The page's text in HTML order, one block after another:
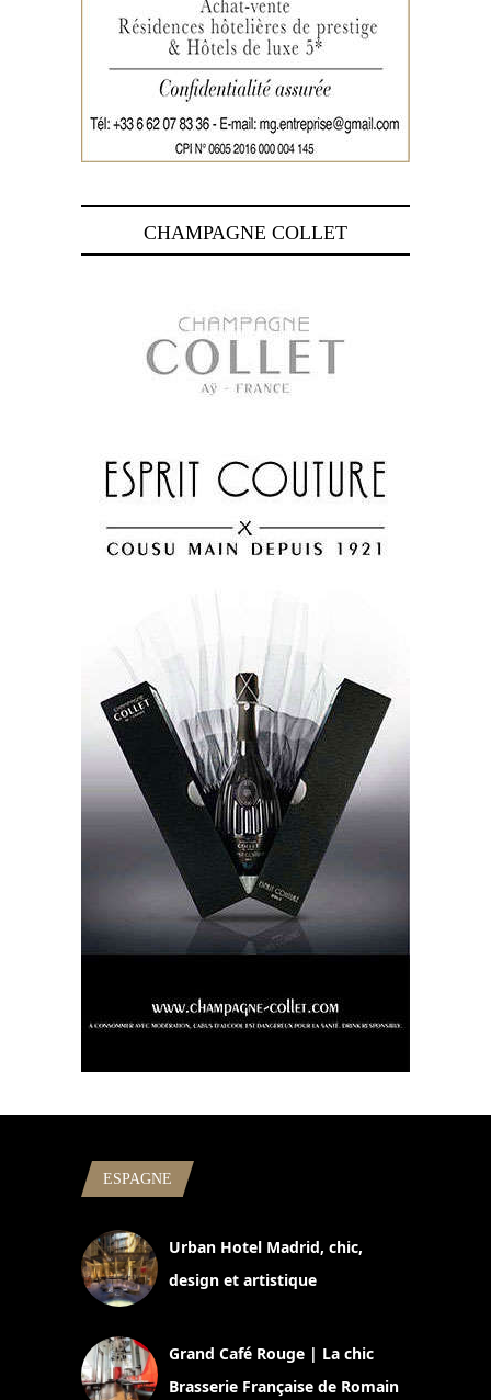
CHAMPAGNE COLLET
ESPAGNE
Urban Hotel Madrid, chic,
design et artistique
Grand Café Rouge | La chic
Brasserie Française de Romain